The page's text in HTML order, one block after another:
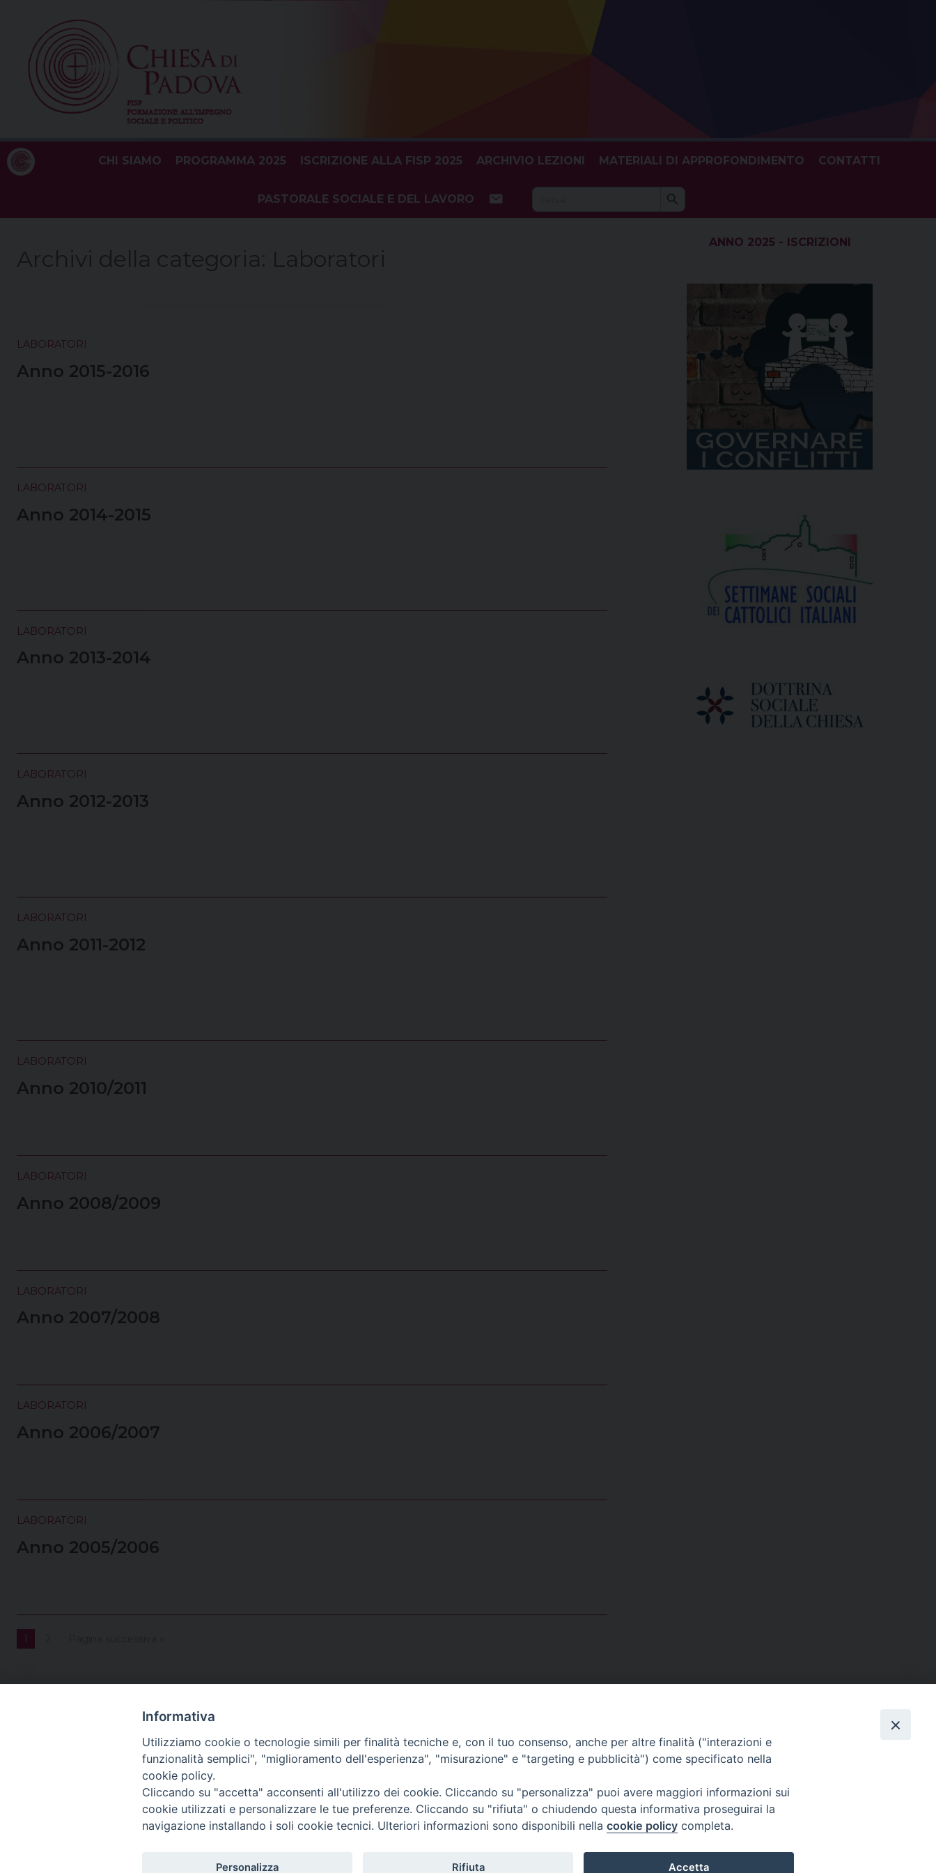
content
CHI SIAMO PROGRAMMA 2025 ISCRIZIONE ALLA FISP 2025 ARCHIVIO LEZIONI MATERIALI DI APPROFONDIMENTO CONTATTI
PASTORALE SOCIALE E DEL LAVORO
Search Search Button
LABORATORI
Anno 2015-2016
LABORATORI
Anno 2014-2015
LABORATORI
Anno 2013-2014
LABORATORI
Anno 2012-2013
LABORATORI
Anno 2011-2012
LABORATORI
Anno 2010/2011
LABORATORI
Anno 2008/2009
LABORATORI
Anno 2007/2008
LABORATORI
Anno 2006/2007
LABORATORI
Anno 2005/2006
1
ANNO 2025 - ISCRIZIONI
CONTATTI
35141 Padova
Tel. e Fax: 049 8771705
Informativa
Utilizziamo cookie o tecnologie simili per finalità tecniche e, con il tuo consenso, anche per altre finalità ("interazioni e
funzionalità semplici", "miglioramento dell'esperienza", "misurazione" e "targeting e pubblicità") come specificato nella
cookie policy.
Cliccando su "accetta" acconsenti all'utilizzo dei cookie. Cliccando su "personalizza" puoi avere maggiori informazioni sui
cookie utilizzati e personalizzare le tue preferenze. Cliccando su "rifiuta" o chiudendo questa informativa proseguirai la
navigazione installando i soli cookie tecnici. Ulteriori informazioni sono disponibili nella cookie policy completa.
Personalizza Rifiuta Accetta